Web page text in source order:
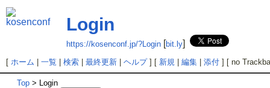
Login
https://kosenconf.jp/?Login[bit.ly]
[ ホーム 一覧 検索| 最終更新| ヘルプ] [ 新規| 編集| 添付] [ no
Top > Login